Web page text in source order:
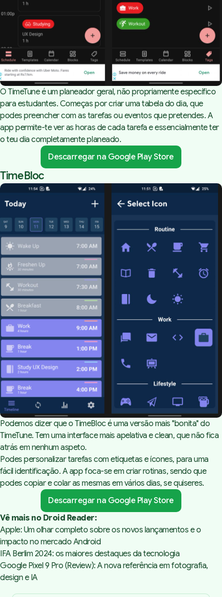
O TimeTune é um planeador geral, não propriamente específico
para estudantes. Começas por criar uma tabela do dia, que
podes preencher com as tarefas ou eventos que pretendes. A
app permite-te ver as horas de cada tarefa e essencialmente ter
o teu dia completamente planeado.
Descarregar na Google Play Store
TimeBloc
Podemos dizer que o TimeBloc é uma versão mais "bonita" do
TimeTune. Tem uma interface mais apelativa eclean, que não fica
atrás em nenhum aspeto.
Podes personalizar tarefas com etiquetas e ícones, para uma
fácil identificação. A app foca-se em criar rotinas, sendo que
podes copiar e colar as mesmas em vários dias, se quiseres.
Descarregar na Google Play Store
Vê mais no Droid Reader:
Apple: Um olhar completo sobre os novos lançamentos e o
impacto no mercado Android
IFA Berlim 2024: os maiores destaques da tecnologia
Google Pixel 9 Pro (Review): A nova referência em fotografia,
design e IA